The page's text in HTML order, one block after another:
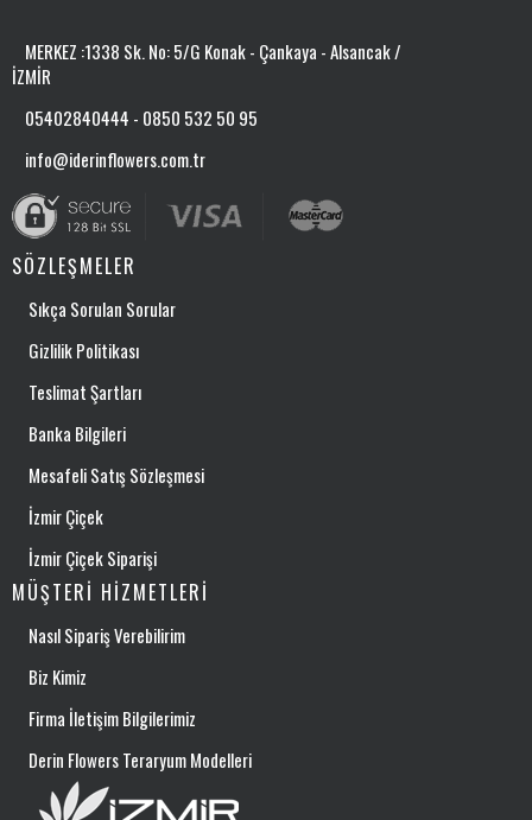
MERKEZ :1338 Sk. No: 5/G Konak - Çankaya - Alsancak /
İZMİR
05402840444 - 0850 532 50 95
info@iderinflowers.com.tr
SÖZLEŞMELER
Sıkça Sorulan Sorular
Gizlilik Politikası
Teslimat Şartları
Banka Bilgileri
Mesafeli Satış Sözleşmesi
İzmir Çiçek
İzmir Çiçek Siparişi
MÜŞTERI HIZMETLERI
Nasıl Sipariş Verebilirim
Biz Kimiz
Firma İletişim Bilgilerimiz
Derin Flowers Teraryum Modelleri